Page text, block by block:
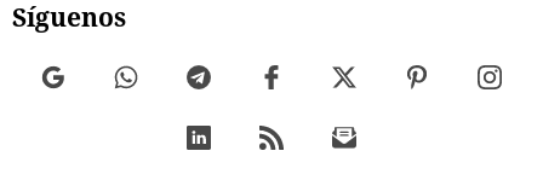
Síguenos